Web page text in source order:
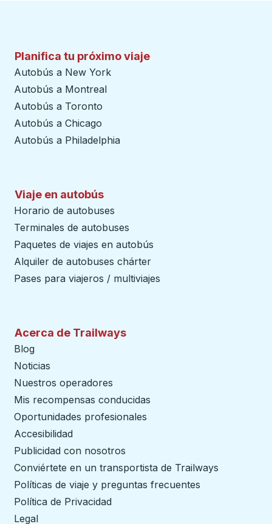
Planifica tu próximo viaje
Autobús a New York
Autobús a Montreal
Autobús a Toronto
Autobús a Chicago
Autobús a Philadelphia
Viaje en autobús
Horario de autobuses
Terminales de autobuses
Paquetes de viajes en autobús
Alquiler de autobuses chárter
Pases para viajeros / multiviajes
Acerca de Trailways
Blog
Noticias
Nuestros operadores
Mis recompensas conducidas
Oportunidades profesionales
Accesibilidad
Publicidad con nosotros
Conviértete en un transportista de Trailways
Políticas de viaje y preguntas frecuentes
Política de Privacidad
Legal